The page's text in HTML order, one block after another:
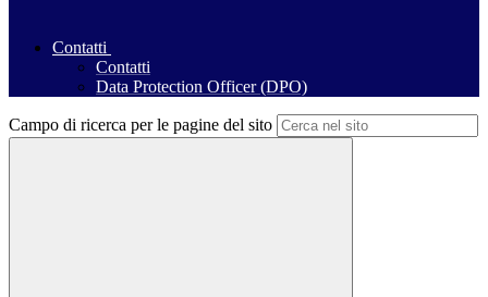
Contatti
Contatti
Data Protection Officer (DPO)
Campo di ricerca per le pagine del sito